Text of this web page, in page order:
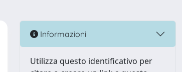
Informazioni
Utilizza questo identificativo per